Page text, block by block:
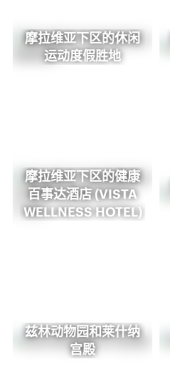
摩拉维亚下区的休闲
运动度假胜地
摩拉维亚下区的健康
百事达酒店 (VISTA
WELLNESS HOTEL)
兹林动物园和莱什纳
宫殿